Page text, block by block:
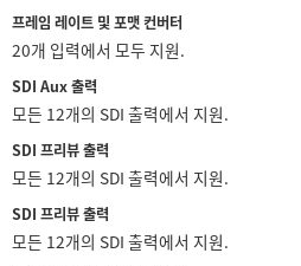
Ukraine
United States
프레임 레이트 및 포맷 컨버터
20개 입력에서 모두 지원.
SDI Aux 출력
모든 12개의 SDI 출력에서 지원.
SDI 프리뷰 출력
모든 12개의 SDI 출력에서 지원.
SDI 프리뷰 출력
모든 12개의 SDI 출력에서 지원.